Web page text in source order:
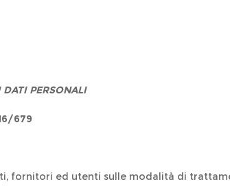
DATI PERSONALI
679
fornitori ed utenti sulle modalità di